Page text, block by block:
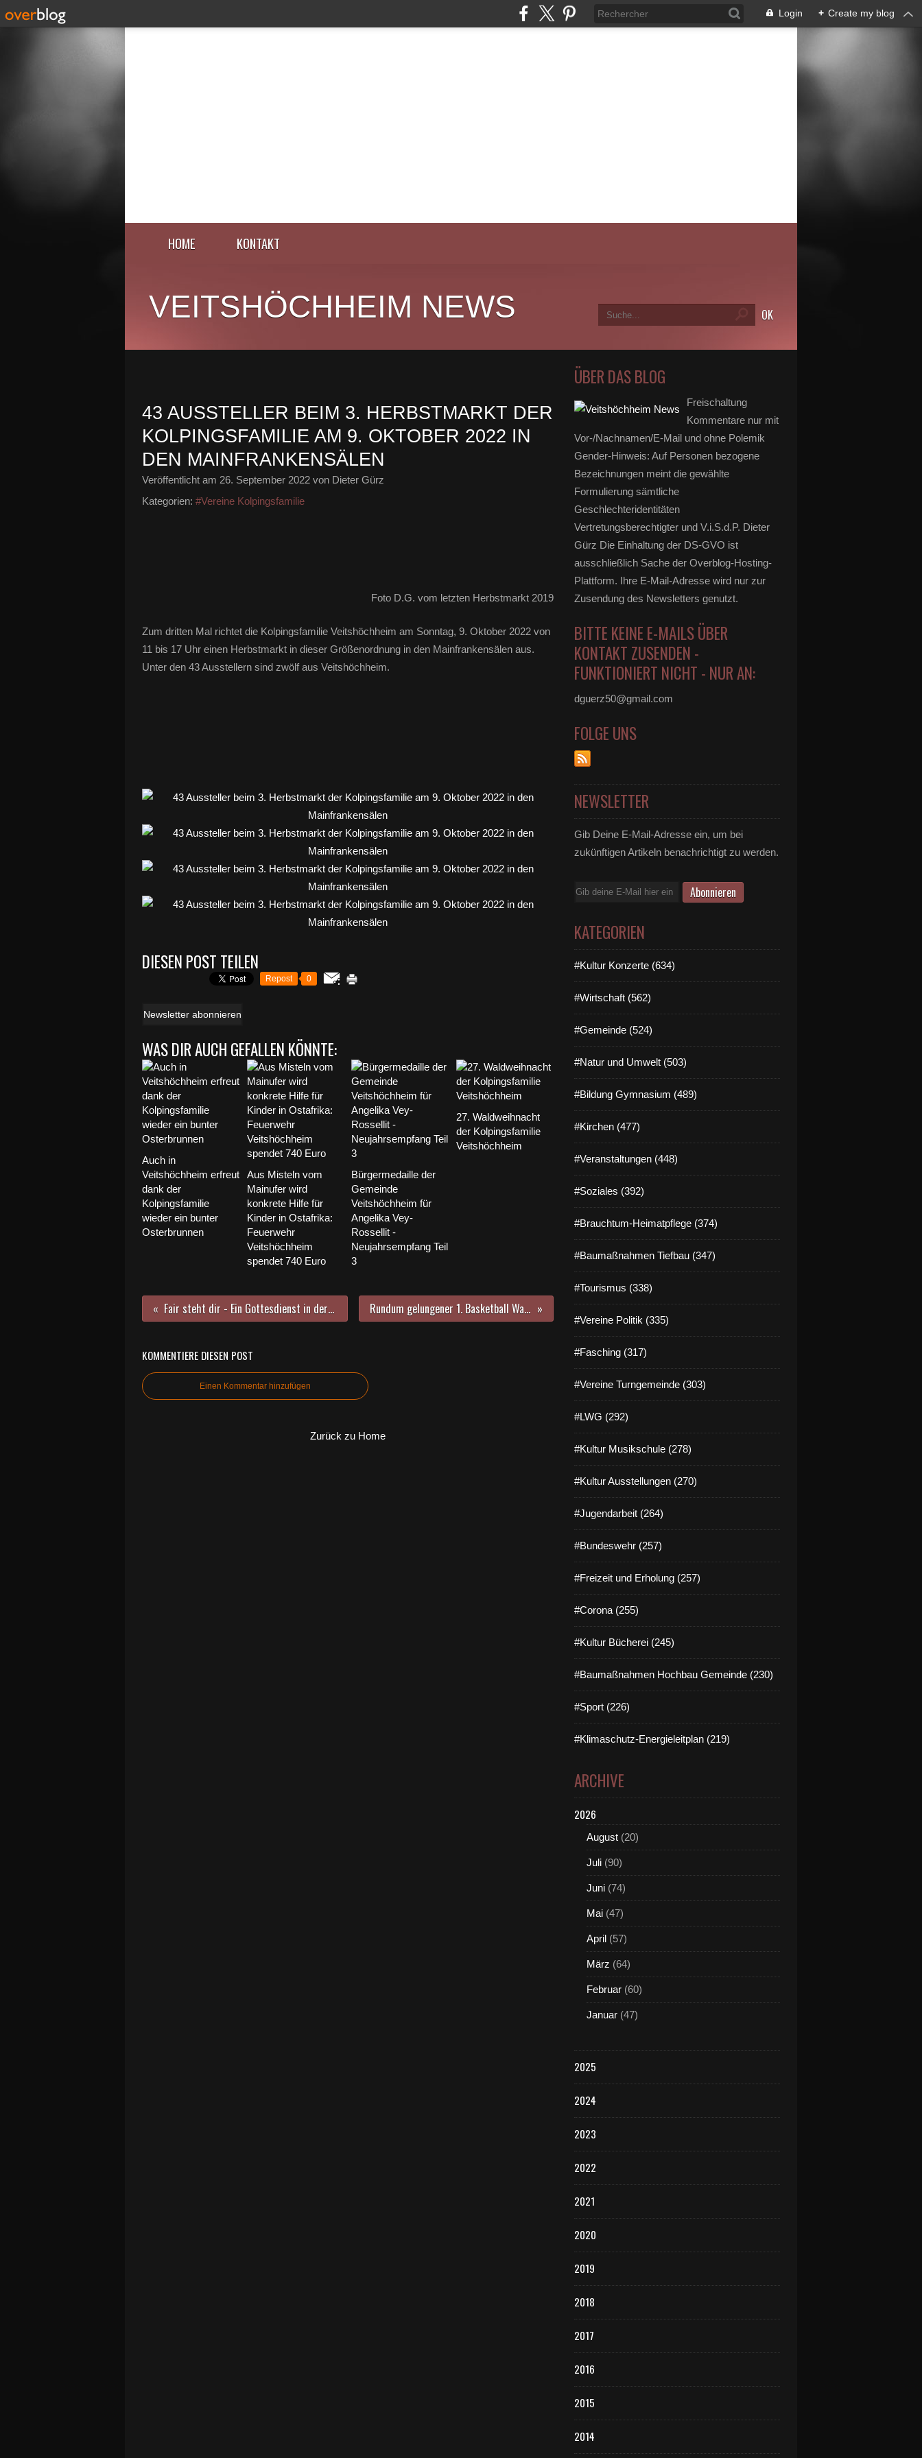
Login + Create my blog
HOME KONTAKT
VEITSHÖCHHEIM NEWS
43 AUSSTELLER BEIM 3. HERBSTMARKT DER
KOLPINGSFAMILIE AM 9. OKTOBER 2022 IN
DEN MAINFRANKENSÄLEN
Veröffentlicht am 26. September 2022 von Dieter Gürz
Kategorien: #Vereine Kolpingsfamilie
Foto D.G. vom letzten Herbstmarkt 2019
Zum dritten Mal richtet die Kolpingsfamilie Veitshöchheim am Sonntag, 9. Oktober 2022 von
11 bis 17 Uhr einen Herbstmarkt in dieser Größenordnung in den Mainfrankensälen aus.
Unter den 43 Ausstellern sind zwölf aus Veitshöchheim.
DIESEN POST TEILEN
Repost 0
Newsletter abonnieren
WAS DIR AUCH GEFALLEN KÖNNTE:
Auch in
Veitshöchheim erfreut
dank der
Kolpingsfamilie
wieder ein bunter
Osterbrunnen
Aus Misteln vom
Mainufer wird
konkrete Hilfe für
Kinder in Ostafrika:
Feuerwehr
Veitshöchheim
spendet 740 Euro
Bürgermedaille der
Gemeinde
Veitshöchheim für
Angelika Vey-
Rossellit -
Neujahrsempfang Teil
3
27. Waldweihnacht
der Kolpingsfamilie
Veitshöchheim
Fair steht dir - Ein Gottesdienst in der fairen Woche in der Christuskirche Veitshöchheim zum Thema "Was macht Kleidung für mich kostbar?" Rundum gelungener 1. Basketball Warrior Cup VEITS 2022 in der Veitshöchheimer Dreifachturnhalle in den Altersklassen U 10 und U 12
KOMMENTIERE DIESEN POST
Einen Kommentar hinzufügen
Zurück zu Home
ÜBER DAS BLOG
Freischaltung
Kommentare nur mit
Vor-/Nachnamen/E-Mail und ohne Polemik
Gender-Hinweis: Auf Personen bezogene
Bezeichnungen meint die gewählte
Formulierung sämtliche
Geschlechteridentitäten
Vertretungsberechtigter und V.i.S.d.P. Dieter
Gürz Die Einhaltung der DS-GVO ist
ausschließlich Sache der Overblog-Hosting-
Plattform. Ihre E-Mail-Adresse wird nur zur
Zusendung des Newsletters genutzt.
BITTE KEINE E-MAILS ÜBER
KONTAKT ZUSENDEN -
FUNKTIONIERT NICHT - NUR AN:
dguerz50@gmail.com
FOLGE UNS
NEWSLETTER
Gib Deine E-Mail-Adresse ein, um bei
zukünftigen Artikeln benachrichtigt zu werden.
E-
KATEGORIEN
#Kultur Konzerte (634)
#Wirtschaft (562)
#Gemeinde (524)
#Natur und Umwelt (503)
#Bildung Gymnasium (489)
#Kirchen (477)
#Veranstaltungen (448)
#Soziales (392)
#Brauchtum-Heimatpflege (374)
#Baumaßnahmen Tiefbau (347)
#Tourismus (338)
#Vereine Politik (335)
#Fasching (317)
#Vereine Turngemeinde (303)
#LWG (292)
#Kultur Musikschule (278)
#Kultur Ausstellungen (270)
#Jugendarbeit (264)
#Bundeswehr (257)
#Freizeit und Erholung (257)
#Corona (255)
#Kultur Bücherei (245)
#Baumaßnahmen Hochbau Gemeinde (230)
#Sport (226)
#Klimaschutz-Energieleitplan (219)
ARCHIVE
2026
August (20)
Juli (90)
Juni (74)
Mai (47)
April (57)
März (64)
Februar (60)
Januar (47)
2025
2024
2023
2022
2021
2020
2019
2018
2017
2016
2015
2014